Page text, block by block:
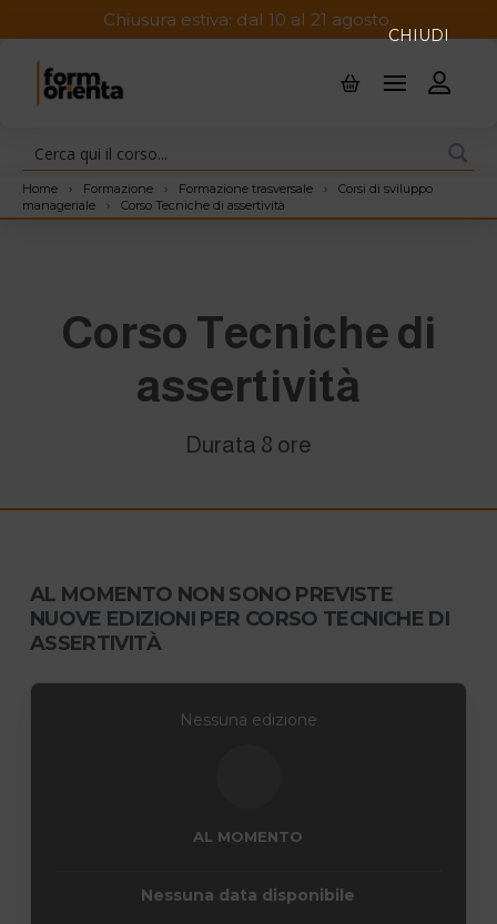
Chiusura estiva: dal 10 al 21 agosto.
Home › Formazione › Formazione trasversale ›
Corsi di sviluppo
manageriale
› Corso Tecniche di assertività
Corso Tecniche di
assertività
Durata 8 ore
AL MOMENTO NON SONO PREVISTE
NUOVE EDIZIONI PER CORSO TECNICHE DI
ASSERTIVITÀ
Nessuna edizione
AL MOMENTO
Nessuna data disponibile
CHIUDI